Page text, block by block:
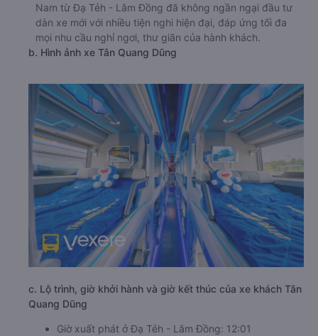
Nam từ Đạ Tẻh - Lâm Đồng đã không ngần ngại đầu tư
dàn xe mới với nhiều tiện nghi hiện đại, đáp ứng tối đa
mọi nhu cầu nghỉ ngơi, thư giãn của hành khách.
b. Hình ảnh xe Tân Quang Dũng
c. Lộ trình, giờ khởi hành và giờ kết thúc của xe khách Tân
Quang Dũng
Giờ xuất phát ở Đạ Tẻh - Lâm Đồng: 12:01